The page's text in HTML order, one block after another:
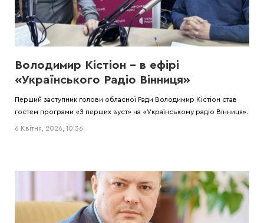
Володимир Кістіон – в ефірі
«Українського Радіо Вінниця»
Перший заступник голови обласної Ради Володимир Кістіон став
гостем програми «З перших вуст» на «Українському радіо Вінниця».
6 Квітня, 2026, 10:36